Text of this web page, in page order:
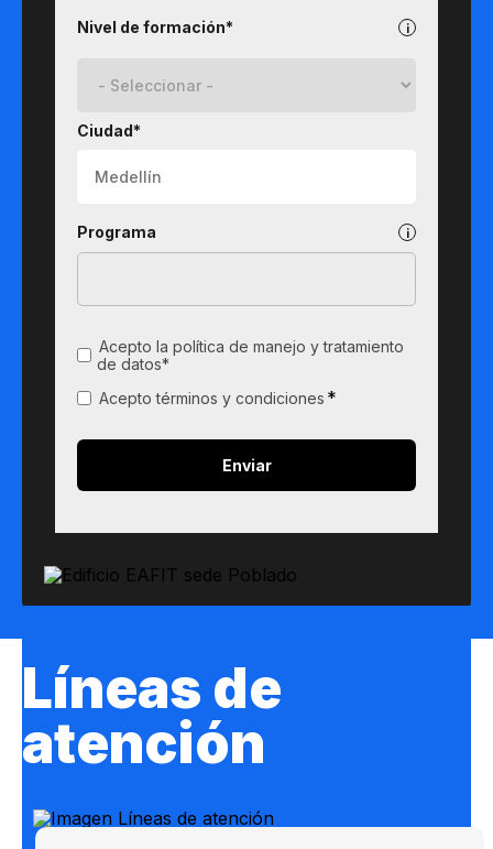
Nivel de formación*
Ciudad*
Programa
Acepto la política de manejo y tratamiento
de datos*
Acepto términos y condiciones *
Líneas de
atención